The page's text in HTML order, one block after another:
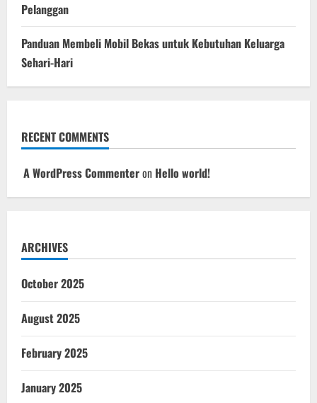
Pelanggan
Panduan Membeli Mobil Bekas untuk Kebutuhan Keluarga
Sehari-Hari
RECENT COMMENTS
A WordPress Commenteron Hello world!
ARCHIVES
October 2025
August 2025
February 2025
January 2025